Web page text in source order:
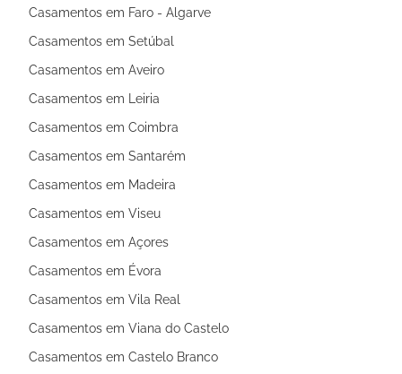
Casamentos em Faro - Algarve
Casamentos em Setúbal
Casamentos em Aveiro
Casamentos em Leiria
Casamentos em Coimbra
Casamentos em Santarém
Casamentos em Madeira
Casamentos em Viseu
Casamentos em Açores
Casamentos em Évora
Casamentos em Vila Real
Casamentos em Viana do Castelo
Casamentos em Castelo Branco